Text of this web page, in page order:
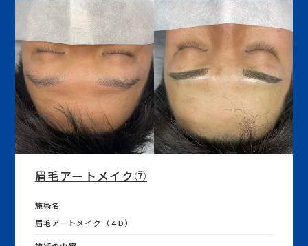
眉毛アートメイク⑦
施術名
眉毛アートメイク（４D）